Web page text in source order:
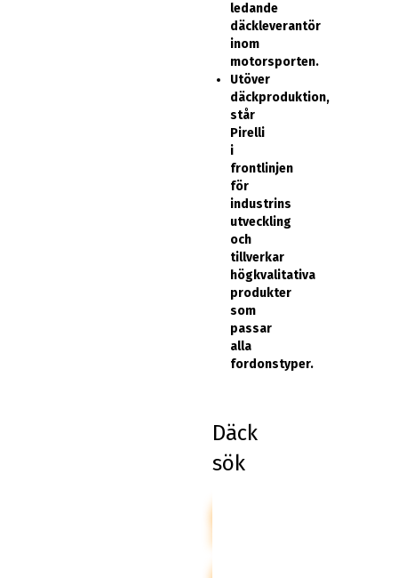
ledande
däckleverantör
inom
motorsporten.
Utöver
däckproduktion,
står
Pirelli
i
frontlinjen
för
industrins
utveckling
och
tillverkar
högkvalitativa
produkter
som
passar
alla
fordonstyper.​
Däck
sök